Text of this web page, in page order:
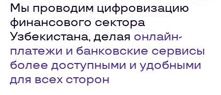
Мы проводим цифровизацию
финансового сектора
Узбекистана, делая онлайн-
платежи и банковские сервисы
более доступными и удобными
для всех сторон